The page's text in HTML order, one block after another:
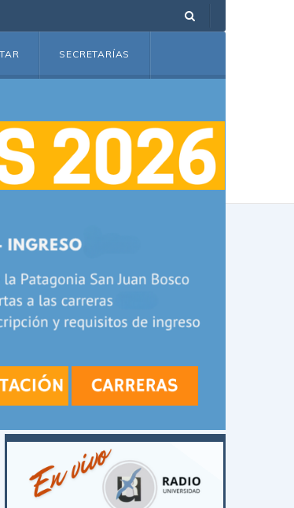
SECRETARÍAS